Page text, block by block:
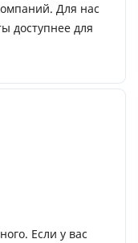
Для нас
доступнее для
Если у вас